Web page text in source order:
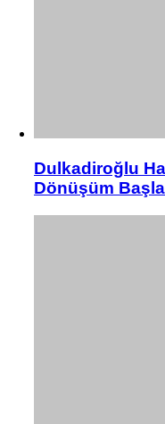
Dulkadiroğlu
Dönüşüm